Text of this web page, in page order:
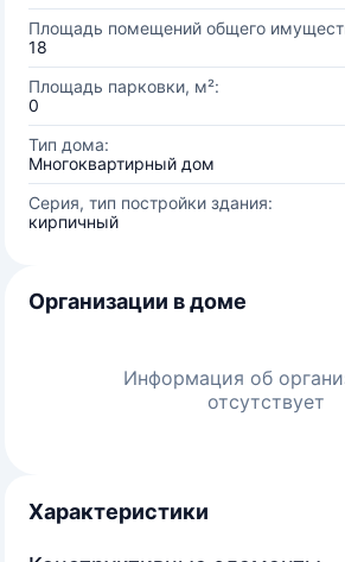
Площадь помещений общего
18
Площадь парковки, м²:
0
Тип дома:
Многоквартирный дом
Серия, тип постройки здания:
кирпичный
Организации в доме
Информация об
отсутствует
Характеристики